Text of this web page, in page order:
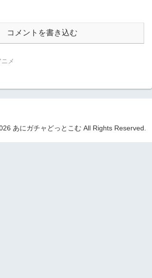
コメントを書き込む
ニメ
あにガチャどっとこむ All Rights Reserved.